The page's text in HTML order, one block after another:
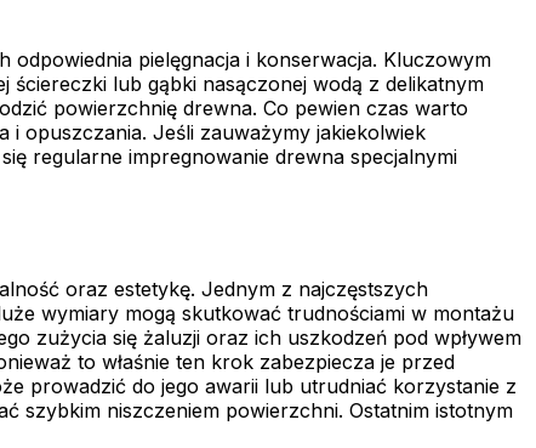
odpowiednia pielęgnacja i konserwacja. Kluczowym
lub gąbki nasączonej wodą z delikatnym
powierzchnię drewna. Co pewien czas warto
i opuszczania. Jeśli zauważymy jakiekolwiek
regularne impregnowanie drewna specjalnymi
oraz estetykę. Jednym z najczęstszych
wymiary mogą skutkować trudnościami w montażu
zużycia się żaluzji oraz ich uszkodzeń pod wpływem
to właśnie ten krok zabezpiecza je przed
prowadzić do jego awarii lub utrudniać korzystanie z
szybkim niszczeniem powierzchni. Ostatnim istotnym